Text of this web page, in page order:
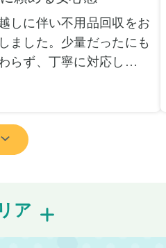
しに伴い不用品回収をお
ました。少量だったにも
らず、丁寧に対応してい
いと思いました。
自分では持ち運べない重
えることができました。
見積もりを取った時の価
ア